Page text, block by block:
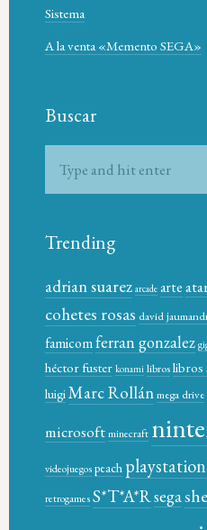
Sistema
A la venta «Memento SEGA»
Buscar
Trending
adrian suarez arcade arte
cohetes rosas david
famicomferran gonzalez
héctor fuster konami libroslibros
luigiMarc Rollánmega drive
microsoftminecraft
videojuegospeach playstation
retrogamesS*T*A*Rsega